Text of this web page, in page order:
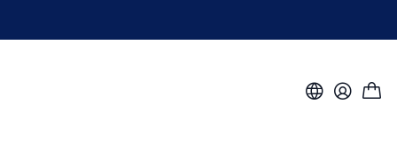
Box Rotosound RFB1